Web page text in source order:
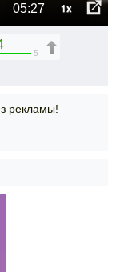
05:27 1x
5
рекламы!